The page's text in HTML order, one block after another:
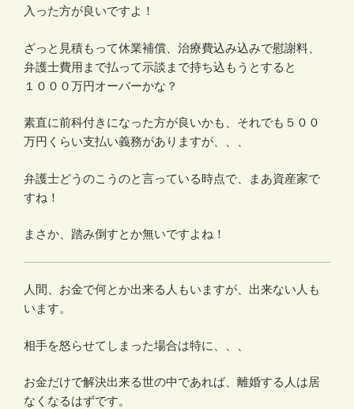
入った方が良いですよ！
ざっと見積もって休業補償、治療費込み込みで慰謝料、
弁護士費用まで払って示談まで持ち込もうとすると
１０００万円オーバーかな？
素直に前科付きになった方が良いかも、それでも５００
万円くらい支払い義務がありますが、、、
弁護士どうのこうのと言っている時点で、まあ資産家で
すね！
まさか、踏み倒すとか無いですよね！
人間、お金で何とか出来る人もいますが、出来ない人も
います。
相手を怒らせてしまった場合は特に、、、
お金だけで解決出来る世の中であれば、離婚する人は居
なくなるはずです。